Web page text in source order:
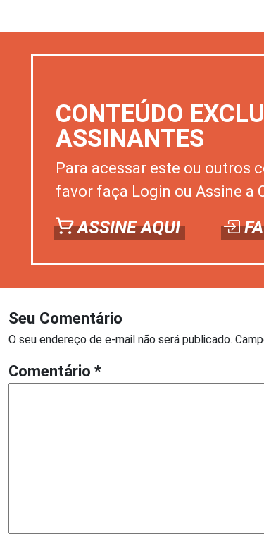
CONTEÚDO
ASSINANTES
Para acessar este ou outros
favor faça Login ou Assine a
ASSINE AQUI
Seu Comentário
O seu endereço de e-mail não será publicado.
Comentário *